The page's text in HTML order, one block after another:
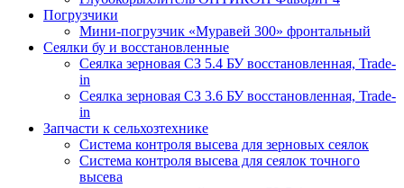
Погрузчики
Мини-погрузчик «Муравей 300» фронтальный
Сеялки бу и восстановленные
Сеялка зерновая СЗ 5.4 БУ восстановленная, Trade-
in
Сеялка зерновая СЗ 3.6 БУ восстановленная, Trade-
in
Запчасти к сельхозтехнике
Система контроля высева для зерновых сеялок
Система контроля высева для сеялок точного
высева